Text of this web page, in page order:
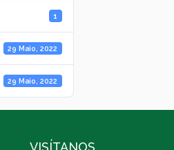
1
29 Maio, 2022
29 Maio, 2022
VISÍTANOS